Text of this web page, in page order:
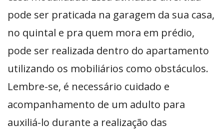
pode ser praticada na garagem da sua casa,
no quintal e pra quem mora em prédio,
pode ser realizada dentro do apartamento
utilizando os mobiliários como obstáculos.
Lembre-se, é necessário cuidado e
acompanhamento de um adulto para
auxiliá-lo durante a realização das